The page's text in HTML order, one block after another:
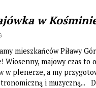
w
mieszkańców Piławy
Wiosenny, majowy czas to
w plenerze, a my
i muzyczną...